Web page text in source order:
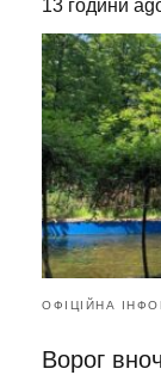
13 години
ОФІЦІЙНА
Ворог